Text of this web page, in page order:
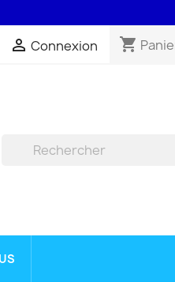
par la Poste .
 Connexion shopping_cart